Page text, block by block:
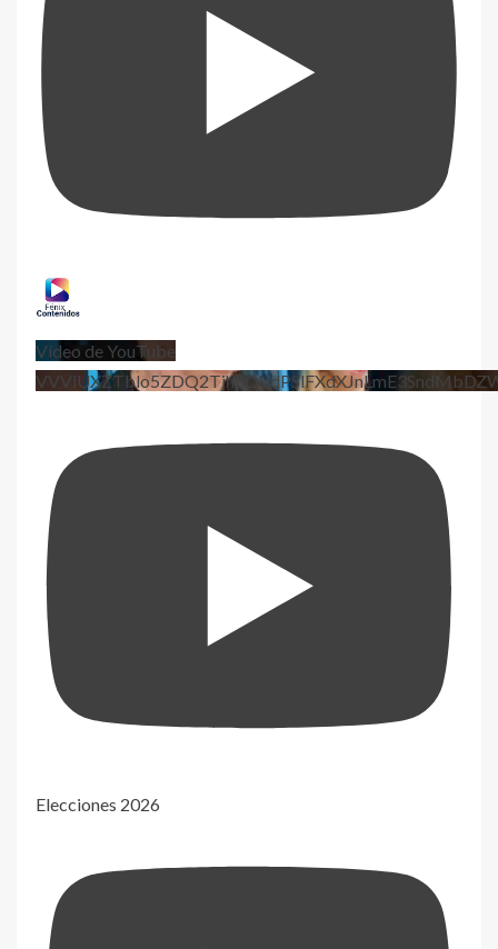
Vídeo de YouTube
Elecciones 2026